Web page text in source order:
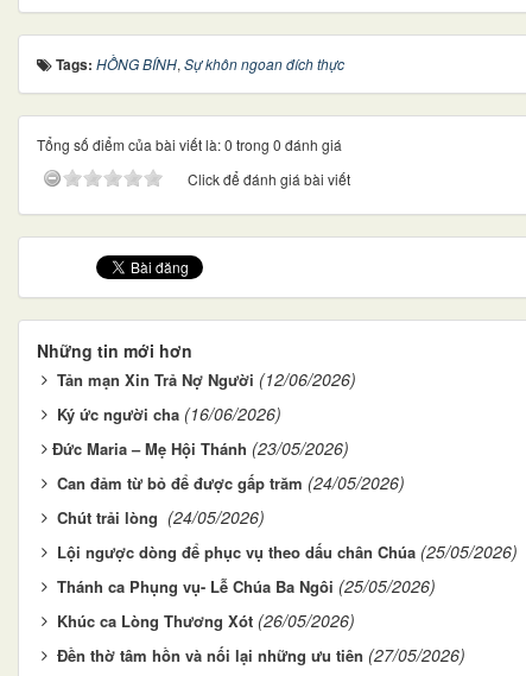
Tags: HỒNG BÍNH, Sự khôn ngoan đích thực
Tổng số điểm của bài viết là: 0 trong 0 đánh giá
Click để đánh giá bài viết
Những tin mới hơn
Tản mạn Xin Trả Nợ Người (12/06/2026)
Ký ức người cha (16/06/2026)
​​​​​​​Đức Maria – Mẹ Hội Thánh (23/05/2026)
Can đảm từ bỏ để được gấp trăm (24/05/2026)
Chút trải lòng (24/05/2026)
Lội ngược dòng để phục vụ theo dấu chân Chúa (25/05/2026)
Thánh ca Phụng vụ- Lễ Chúa Ba Ngôi (25/05/2026)
Khúc ca Lòng Thương Xót (26/05/2026)
Đền thờ tâm hồn và nối lại những ưu tiên (27/05/2026)